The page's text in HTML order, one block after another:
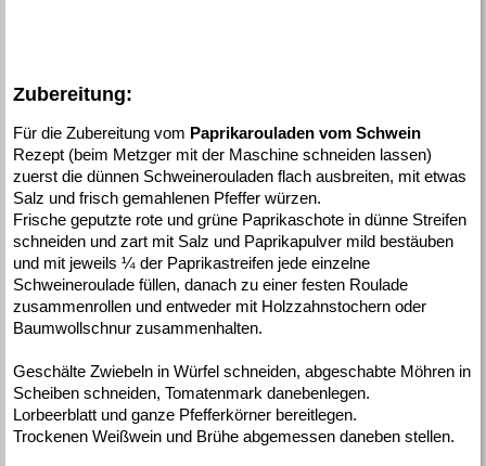
Zubereitung:
Für die Zubereitung vom Paprikarouladen vom Schwein
Rezept (beim Metzger mit der Maschine schneiden lassen)
zuerst die dünnen Schweinerouladen flach ausbreiten, mit etwas
Salz und frisch gemahlenen Pfeffer würzen.
Frische geputzte rote und grüne Paprikaschote in dünne Streifen
schneiden und zart mit Salz und Paprikapulver mild bestäuben
und mit jeweils ¼ der Paprikastreifen jede einzelne
Schweineroulade füllen, danach zu einer festen Roulade
zusammenrollen und entweder mit Holzzahnstochern oder
Baumwollschnur zusammenhalten.
Geschälte Zwiebeln in Würfel schneiden, abgeschabte Möhren in
Scheiben schneiden, Tomatenmark danebenlegen.
Lorbeerblatt und ganze Pfefferkörner bereitlegen.
Trockenen Weißwein und Brühe abgemessen daneben stellen.